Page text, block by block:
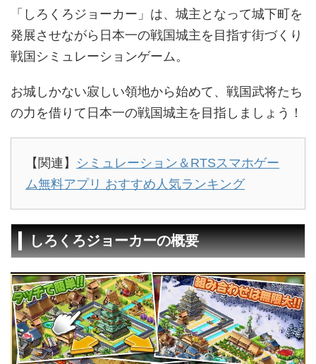
「しろくろジョーカー」は、城主となって城下町を
発展させながら日本一の戦国城主を目指す街づくり
戦国シミュレーションゲーム。
お城しかない寂しい領地から始めて、戦国武将たち
の力を借りて日本一の戦国城主を目指しましょう！
【関連】 シミュレーション＆RTSスマホゲー
ム無料アプリ おすすめ人気ランキング
しろくろジョーカーの概要